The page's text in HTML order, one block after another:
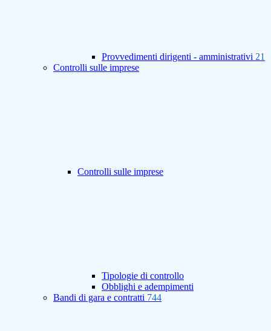
Provvedimenti dirigenti - amministrativi 21
Controlli sulle imprese
Controlli sulle imprese
Tipologie di controllo
Obblighi e adempimenti
Bandi di gara e contratti 744